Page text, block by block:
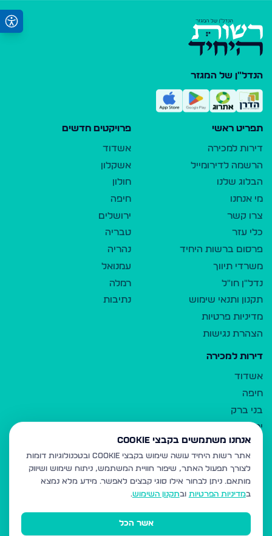
הנדל"ן של המגזר
תפריט ראשי
דירות למכירה
הרשמה לדירומייל
הבלוג שלנו
מי אנחנו
צרו קשר
כלי עזר
פרסום ברשות היחיד
משרדי תיווך
נדל"ן חו"ל
תקנון ותנאי שימוש
מדיניות פרטיות
הצהרת נגישות
פרויקטים חדשים
אשדוד
אשקלון
חולון
חיפה
ירושלים
טבריה
נהריה
עמנואל
רמלה
נתיבות
דירות למכירה
אשדוד
חיפה
בני ברק
ירושלים
אלעד
גבעת זאב
בית שמש
רכסים
מודיעין עילית
אנחנו משתמשים בקבצי Cookie
אתר רשות היחיד עושה שימוש בקבצי Cookie ובטכנולוגיות דומות
לצורך תפעול האתר, שיפור חוויית המשתמש, ניתוח שימוש ושיווק
מותאם. ניתן לבחור אילו סוגי קבצים לאפשר. מידע מלא נמצא
במדיניות הפרטיות ובתקנון השימוש.
אשר הכל